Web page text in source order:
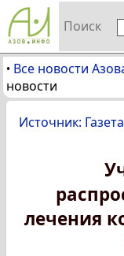
Поиск
• Все новости
новости
Источник:
лечения